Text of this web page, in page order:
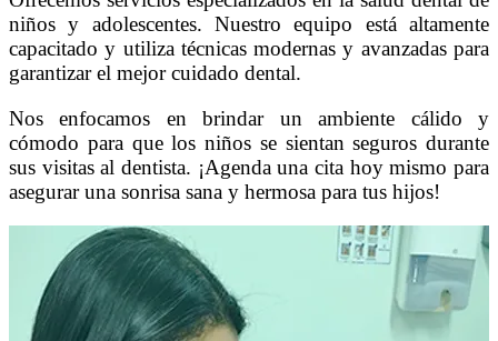
niños y adolescentes. Nuestro equipo está altamente
capacitado y utiliza técnicas modernas y avanzadas para
garantizar el mejor cuidado dental.
Nos enfocamos en brindar un ambiente cálido y
cómodo para que los niños se sientan seguros durante
sus visitas al dentista. ¡Agenda una cita hoy mismo para
asegurar una sonrisa sana y hermosa para tus hijos!